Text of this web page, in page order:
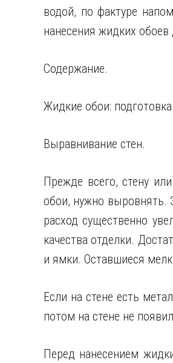
водой, по фактуре
нанесения жидких обоев
Содержание.
Жидкие обои: подготовка
Выравнивание стен.
Прежде всего, стену
обои, нужно выровнять.
расход существенно
качества отделки.
и ямки. Оставшиеся
Если на стене есть
потом на стене не
Перед нанесением